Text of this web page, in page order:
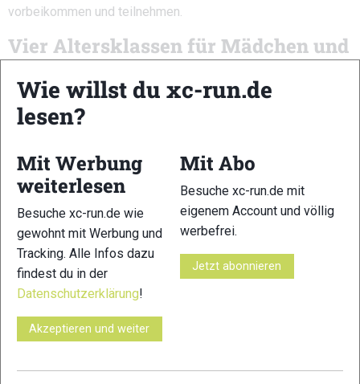
vorbeikommen und teilnehmen.
Vier Altersklassen für Mädchen und
Buben
Gewertet wird jeweils getrennt nach weiblich und männlich in
vier Altersklassen:
U10 (Jahrgänge 2017 und 2018)
U12 (Jahrgänge 2015 und 2016)
U14 (Jahrgänge 2013 und 2014)
Der Start kann wahlweise aus dem Hoch- oder Tiefstart
erfolgen. Die Strecke muss selbstständig absolviert werden,
Spikes sind nicht erlaubt.
Hochkarätiges Trailrunning-Feld
verspricht spannende Rennen
Auch sportlich hat der Ebbser Koasamarsch 2026 einiges zu
Wie willst du xc-run.de
lesen?
Mit Werbung
weiterlesen
Besuche xc-run.de wie
gewohnt mit Werbung und
Tracking. Alle Infos dazu
findest du in der
Datenschutzerklärung!
Akzeptieren und weiter
Mit Abo
Besuche xc-run.de mit
eigenem Account und völlig
werbefrei.
Jetzt abonnieren